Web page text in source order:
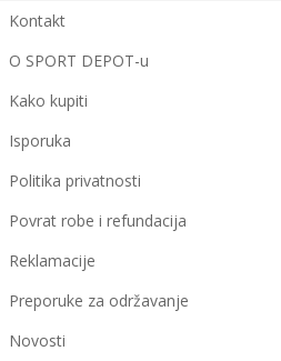
Kontakt
O SPORT DEPOT-u
Kako kupiti
Isporuka
Politika privatnosti
Povrat robe i refundacija
Reklamacije
Preporuke za održavanje
Novosti